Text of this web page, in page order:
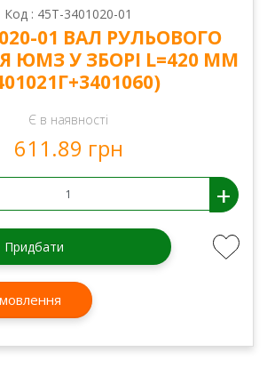
Код : 45Т-3401020-01
01 ВАЛ РУЛЬОВОГО
ЮМЗ У ЗБОРІ L=420 ММ
Є в наявності
611.89 грн
+
Придбати